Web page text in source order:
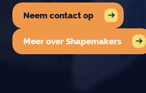
Neem contact op
Meer over Shapemakers